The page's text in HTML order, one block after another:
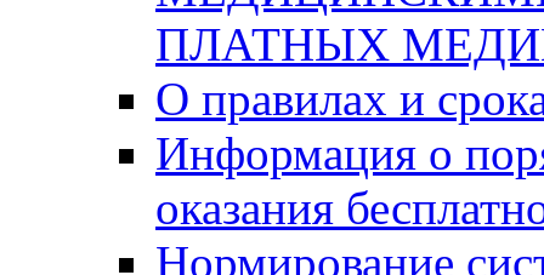
ПЛАТНЫХ
О правилах и
Информация о
оказания
Нормирование